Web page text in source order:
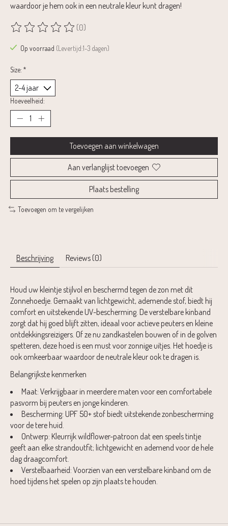
waardoor je hem ook in een neutrale kleur kunt dragen!
De beoordeling van dit product is
(0)
Op voorraad (Levertijd:1-3 dagen)
Size: *
Hoeveelheid:
Toevoegen aan winkelwagen
Aan verlanglijst toevoegen
Plaats bestelling
Toevoegen om te vergelijken
Beschrijving Reviews (0)
Houd uw kleintje stijlvol en beschermd tegen de zon met dit
Zonnehoedje. Gemaakt van lichtgewicht, ademende stof, biedt hij
comfort en uitstekende UV-bescherming. De verstelbare kinband
zorgt dat hij goed blijft zitten, ideaal voor actieve peuters en kleine
ontdekkingsreizigers. Of ze nu zandkastelen bouwen of in de golven
spetteren, deze hoed is een must voor zonnige uitjes. Het hoedje is
ook omkeerbaar waardoor de neutrale kleur ook te dragen is.
Belangrijkste kenmerken
Maat: Verkrijgbaar in meerdere maten voor een comfortabele
pasvorm bij peuters en jonge kinderen.
Bescherming: UPF 50+ stof biedt uitstekende zonbescherming
voor de tere huid.
Ontwerp: Kleurrijk wildflower-patroon dat een speels tintje
geeft aan elke strandoutfit; lichtgewicht en ademend voor de hele
dag draagcomfort.
Verstelbaarheid: Voorzien van een verstelbare kinband om de
hoed tijdens het spelen op zijn plaats te houden.